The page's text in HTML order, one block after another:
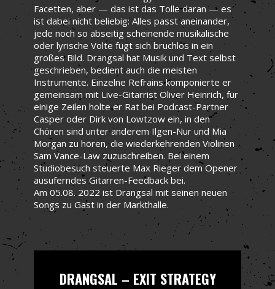
Facetten, aber — das ist das Tolle daran — es
ist dabei nicht beliebig: Alles passt aneinander,
jede noch so abseitig scheinende musikalische
oder lyrische Volte fügt sich bruchlos in ein
großes Bild. Drangsal hat Musik und Text selbst
geschrieben, bedient auch die meisten
Instrumente. Einzelne Refrains komponierte er
gemeinsam mit Live-Gitarrist Oliver Heinrich, für
einige Zeilen holte er Rat bei Podcast-Partner
Casper oder Dirk von Lowtzow ein, in den
Chören sind unter anderem Ilgen-Nur und Mia
Morgan zu hören, die wiederkehrenden Violinen
Sam Vance-Law zuzuschreiben. Bei einem
Studiobesuch steuerte Max Rieger dem Opener
ausuferndes Gitarren-Feedback bei.
Am 05.08. 2022 ist Drangsal mit seinen neuen
Songs zu Gast in der Markthalle.
DRANGSAL – EXIT STRATEGY